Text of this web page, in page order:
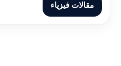
مقالات فيزياء